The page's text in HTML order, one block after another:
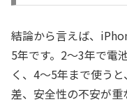
結論から言えば、
5年です。2〜3年で電
く、4〜5年まで使う
差、安全性の不安が